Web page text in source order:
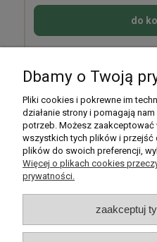
do
Moje
O
Dbamy o Twoją
Pliki cookies i pokrewne im
działanie strony i pomagają
potrzeb. Możesz zaakceptować
wszystkich tych plików i
plików do swoich preferencji,
Więcej o plikach cookies
prywatności.
zaakceptuj